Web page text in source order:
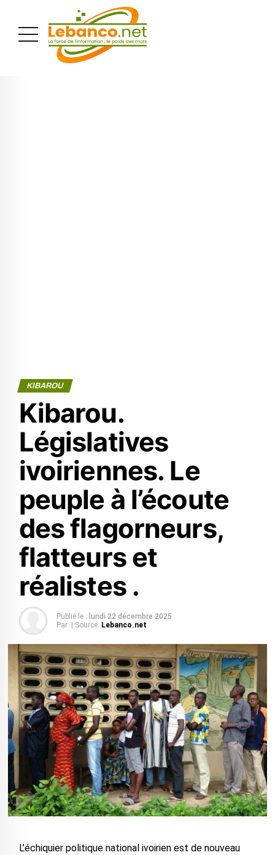
KIBAROU
Kibarou.
Législatives
ivoiriennes. Le
peuple à l’écoute
des flagorneurs,
flatteurs et
réalistes .
Publié le : lundi 22 décembre 2025
Par:
| Source: Lebanco.net
L’échiquier politique national ivoirien est de nouveau